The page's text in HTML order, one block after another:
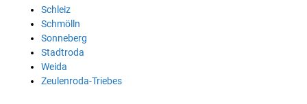
Schleiz
Schmölln
Sonneberg
Stadtroda
Weida
Zeulenroda-Triebes